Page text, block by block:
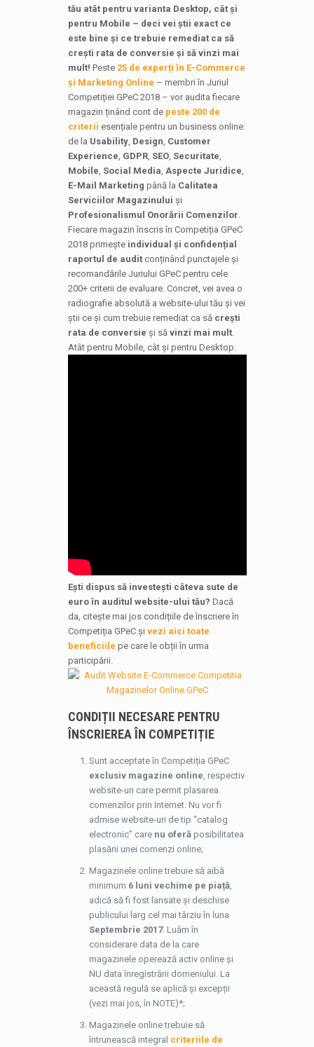
tău atât pentru varianta Desktop, cât și
pentru Mobile – deci vei știi exact ce
este bine și ce trebuie remediat ca să
crești rata de conversie și să vinzi mai
mult! Peste 25 de experți în E-Commerce
și Marketing Online – membri în Juriul
Competiției GPeC 2018 – vor audita fiecare
magazin ținând cont de peste 200 de
criterii esențiale pentru un business online:
de la Usability, Design, Customer
Experience, GDPR, SEO, Securitate,
Mobile, Social Media, Aspecte Juridice,
E-Mail Marketing până la Calitatea
Serviciilor Magazinului și
Profesionalismul Onorării Comenzilor.
Fiecare magazin înscris în Competiția GPeC
2018 primeșteindividual și confidențial
raportul de auditconținând punctajele și
recomandările Juriului GPeC pentru cele
200+ criterii de evaluare. Concret, vei avea o
radiografie absolută a website-ului tău și vei
știi ce și cum trebuie remediat ca să crești
rata de conversie și să vinzi mai mult.
Atât pentru Mobile, cât și pentru Desktop.
Ești dispus să investești câteva sute de
euro în auditul website-ului tău? Dacă
da, citește mai jos condițiile de înscriere în
Competiția GPeC și vezi aici toate
beneficiile pe care le obții în urma
participării.
CONDIȚII NECESARE PENTRU
ÎNSCRIEREA ÎN COMPETIȚIE
Sunt acceptate în Competiția GPeC
exclusiv magazine online, respectiv
website-uri care permit plasarea
comenzilor prin Internet. Nu vor fi
admise website-uri de tip “catalog
electronic” care nu oferăposibilitatea
plasării unei comenzi online;
Magazinele online trebuie să aibă
minimum 6 luni vechime pe piață,
adică să fi fost lansate și deschise
publicului larg cel mai târziu în luna
Septembrie 2017. Luăm în
considerare data de la care
magazinele operează activ online și
NU data înregistrării domeniului. La
această regulă se aplică și excepții
(vezi mai jos, în NOTE)*;
Magazinele online trebuie să
întrunească integral criteriile de